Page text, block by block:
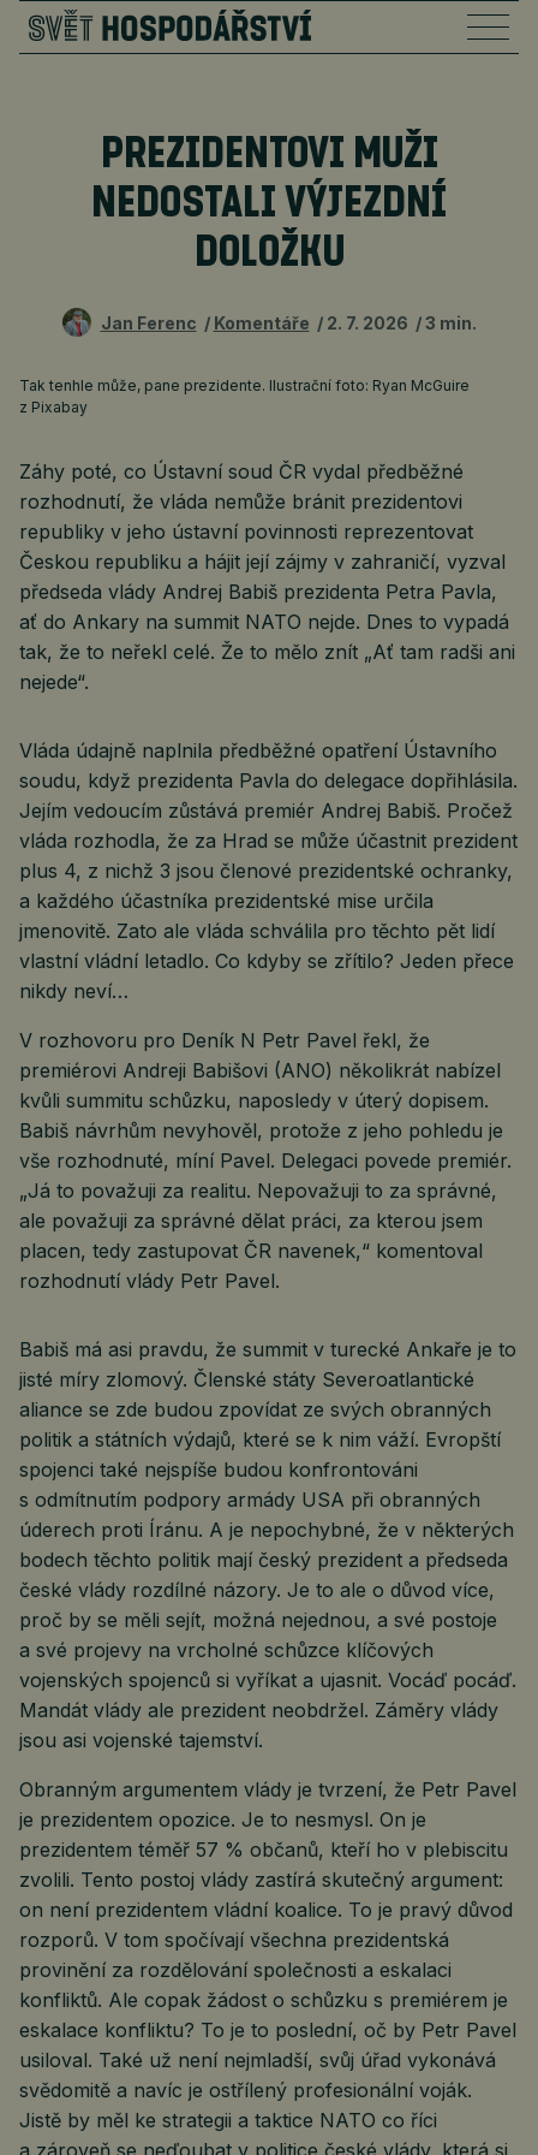
PREZIDENTOVI MUŽI
NEDOSTALI VÝJEZDNÍ
DOLOŽKU
Jan Ferenc Komentáře 2. 7. 2026 3 min.
Tak tenhle může, pane prezidente. Ilustrační foto: Ryan McGuire
z Pixabay
Záhy poté, co Ústavní soud ČR vydal předběžné
rozhodnutí, že vláda nemůže bránit prezidentovi
republiky v jeho ústavní povinnosti reprezentovat
Českou republiku a hájit její zájmy v zahraničí, vyzval
předseda vlády Andrej Babiš prezidenta Petra Pavla,
ať do Ankary na summit NATO nejde. Dnes to vypadá
tak, že to neřekl celé. Že to mělo znít „Ať tam radši ani
nejede“.
Vláda údajně naplnila předběžné opatření Ústavního
soudu, když prezidenta Pavla do delegace dopřihlásila.
Jejím vedoucím zůstává premiér Andrej Babiš. Pročež
vláda rozhodla, že za Hrad se může účastnit prezident
plus 4, z nichž 3 jsou členové prezidentské ochranky,
a každého účastníka prezidentské mise určila
jmenovitě. Zato ale vláda schválila pro těchto pět lidí
vlastní vládní letadlo. Co kdyby se zřítilo? Jeden přece
nikdy neví…
V rozhovoru pro Deník N Petr Pavel řekl, že
premiérovi Andreji Babišovi (ANO) několikrát nabízel
kvůli summitu schůzku, naposledy v úterý dopisem.
Babiš návrhům nevyhověl, protože z jeho pohledu je
vše rozhodnuté, míní Pavel. Delegaci povede premiér.
„Já to považuji za realitu. Nepovažuji to za správné,
ale považuji za správné dělat práci, za kterou jsem
placen, tedy zastupovat ČR navenek,“ komentoval
rozhodnutí vlády Petr Pavel.
Babiš má asi pravdu, že summit v turecké Ankaře je to
jisté míry zlomový. Členské státy Severoatlantické
aliance se zde budou zpovídat ze svých obranných
politik a státních výdajů, které se k nim váží. Evropští
spojenci také nejspíše budou konfrontováni
s odmítnutím podpory armády USA při obranných
úderech proti Íránu. A je nepochybné, že v některých
bodech těchto politik mají český prezident a předseda
české vlády rozdílné názory. Je to ale o důvod více,
proč by se měli sejít, možná nejednou, a své postoje
a své projevy na vrcholné schůzce klíčových
vojenských spojenců si vyříkat a ujasnit. Vocáď pocáď.
Mandát vlády ale prezident neobdržel. Záměry vlády
jsou asi vojenské tajemství.
Obranným argumentem vlády je tvrzení, že Petr Pavel
je prezidentem opozice. Je to nesmysl. On je
prezidentem téměř 57 % občanů, kteří ho v plebiscitu
zvolili. Tento postoj vlády zastírá skutečný argument:
on není prezidentem vládní koalice. To je pravý důvod
rozporů. V tom spočívají všechna prezidentská
provinění za rozdělování společnosti a eskalaci
konfliktů. Ale copak žádost o schůzku s premiérem je
eskalace konfliktu? To je to poslední, oč by Petr Pavel
usiloval. Také už není nejmladší, svůj úřad vykonává
svědomitě a navíc je ostřílený profesionální voják.
Jistě by měl ke strategii a taktice NATO co říci
a zároveň se neďoubat v politice české vlády, která si